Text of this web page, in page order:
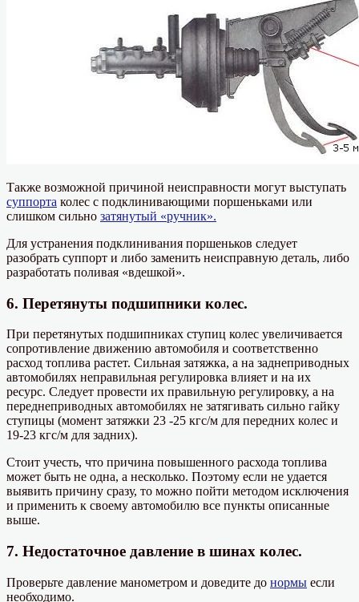
Также возможной причиной неисправности могут выступать
суппорта колес с подклинивающими поршеньками или
слишком сильно затянутый «ручник».
Для устранения подклинивания поршеньков следует
разобрать суппорт и либо заменить неисправную деталь, либо
разработать поливая «вдешкой».
6. Перетянуты подшипники колес.
При перетянутых подшипниках ступиц колес увеличивается
сопротивление движению автомобиля и соответственно
расход топлива растет. Сильная затяжка, а на заднеприводных
автомобилях неправильная регулировка влияет и на их
ресурс. Следует провести их правильную регулировку, а на
переднеприводных автомобилях не затягивать сильно гайку
ступицы (момент затяжки 23 -25 кгс/м для передних колес и
19-23 кгс/м для задних).
Стоит учесть, что причина повышенного расхода топлива
может быть не одна, а несколько. Поэтому если не удается
выявить причину сразу, то можно пойти методом исключения
и применить к своему автомобилю все пункты описанные
выше.
7. Недостаточное давление в шинах колес.
Проверьте давление манометром и доведите до нормы если
необходимо.